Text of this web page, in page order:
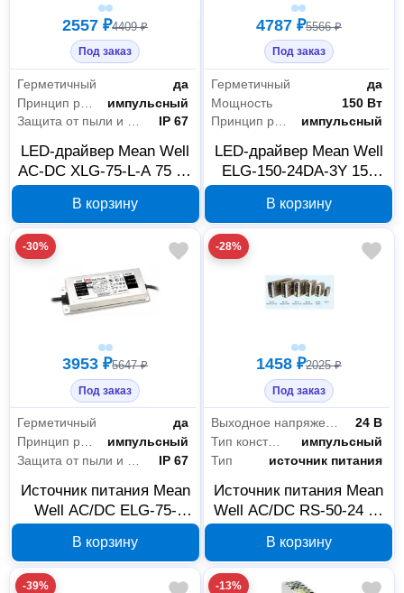
2557 ₽4409 ₽
Под заказ
Герметичный
да
импульсный
Защита от пыли и влаги
IP 67
LED-драйвер Mean Well
AC-DC XLG-75-L-A 75 Вт
В корзину
4787 ₽5566 ₽
Под заказ
Герметичный
да
Мощность
150 Вт
Принцип работы
импульсный
LED-драйвер Mean Well
ELG-150-24DA-3Y 150
В корзину
-30%
3953 ₽5647 ₽
Под заказ
Герметичный
да
Принцип работы
импульсный
IP 67
Источник питания Mean
Well AC/DC ELG-75-
В корзину
-28%
1458 ₽2025 ₽
Под заказ
Выходное напряжение
24 В
Тип конструкции
импульсный
Тип
источник питания
Источник питания Mean
Well AC/DC RS-50-24 24
В корзину
-39% -13%